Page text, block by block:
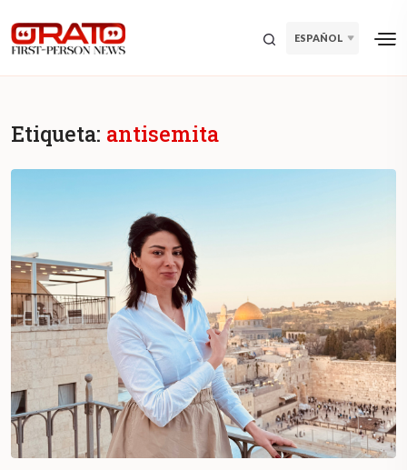
ESPAÑOL
Etiqueta: antisemita